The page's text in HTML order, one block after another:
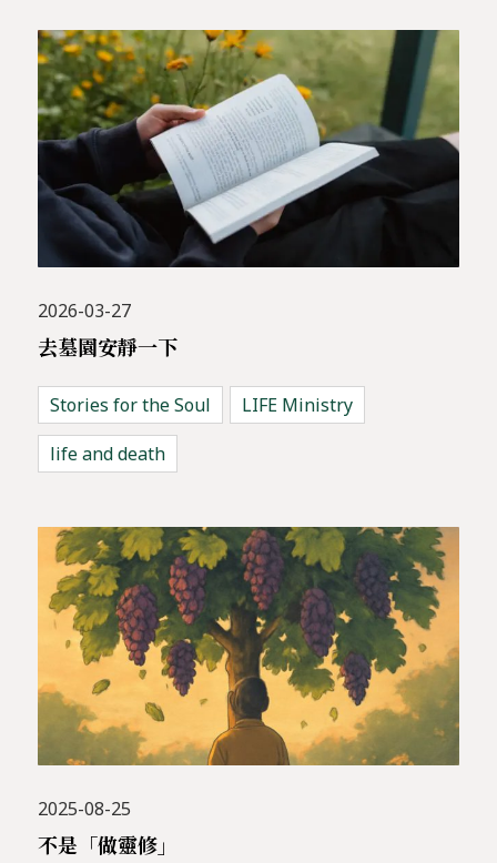
2026-03-27
去墓園安靜一下
Stories for the Soul
LIFE Ministry
life and death
2025-08-25
不是「做靈修」